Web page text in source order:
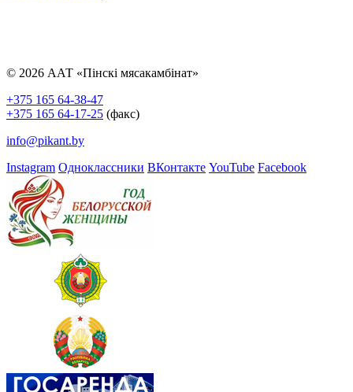
© 2026 ААТ «Пінскі мясакамбінат»
+375 165 64-38-47
+375 165 64-17-25 (факс)
info@pikant.by
Instagram Одноклассники ВКонтакте YouTube Facebook